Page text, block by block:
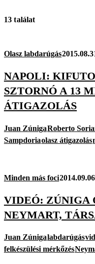
13 találat
Olasz labdarúgás
NAPOLI:
SZTORNÓ A 13
ÁTIGAZOLÁS
Juan ZúnigaRoberto
Sampdoriaolasz átigazolás
Minden más foci
VIDEÓ: ZÚNIGA
NEYMART,
Juan Zúnigalabdarúgás
felkészülési mérkőzés